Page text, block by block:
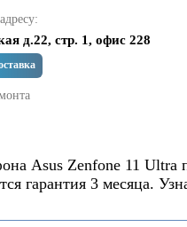
д.22, стр. 1, офис 228
Asus Zenfone 11 Ultra
гарантия 3 месяца.